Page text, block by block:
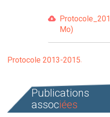
Mo)
Protocole 2013-2015
Publications
associées